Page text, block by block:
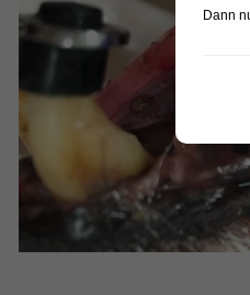
Dann